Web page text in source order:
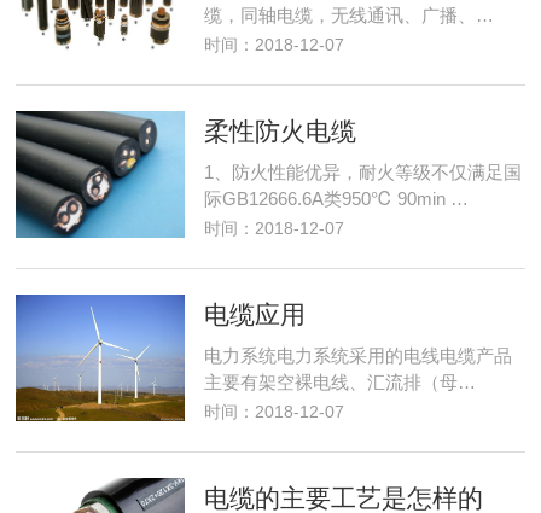
缆，同轴电缆，无线通讯、广播、…
时间：2018-12-07
柔性防火电缆
1、防火性能优异，耐火等级不仅满足国
际GB12666.6A类950℃ 90min …
时间：2018-12-07
电缆应用
电力系统电力系统采用的电线电缆产品
主要有架空裸电线、汇流排（母…
时间：2018-12-07
电缆的主要工艺是怎样的